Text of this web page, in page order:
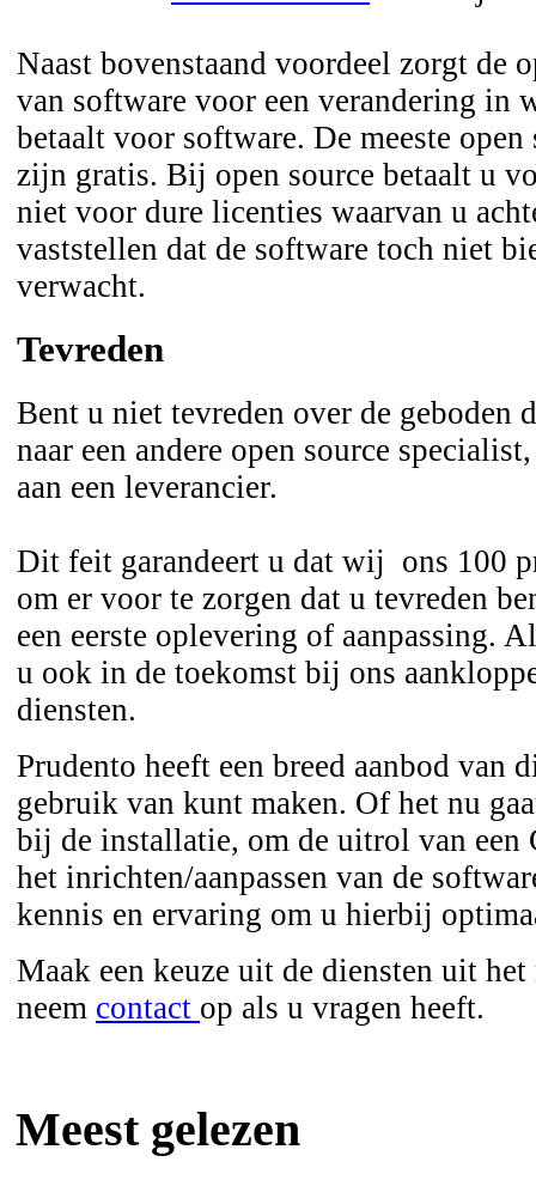
Naast bovenstaand voordeel zorgt de
van software voor een verandering in
betaalt voor software. De meeste
zijn gratis. Bij open source betaalt u
niet voor dure licenties waarvan u
vaststellen dat de software toch niet
verwacht.
Tevreden
Bent u niet tevreden over de geboden
naar een andere open source
aan een leverancier.
Dit feit garandeert u dat wij ons 100
om er voor te zorgen dat u tevreden
een eerste oplevering of aanpassing.
u ook in de toekomst bij ons
diensten.
Prudento heeft een breed aanbod van
gebruik van kunt maken. Of het nu
bij de installatie, om de uitrol van
het inrichten/aanpassen van de
kennis en ervaring om u hierbij
Maak een keuze uit de diensten uit
neem contact op als u vragen heeft.
Meest gelezen